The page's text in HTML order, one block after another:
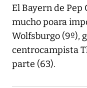
El Bayern de
mucho poara
Wolfsburgo (9º),
centrocampista
parte (63).